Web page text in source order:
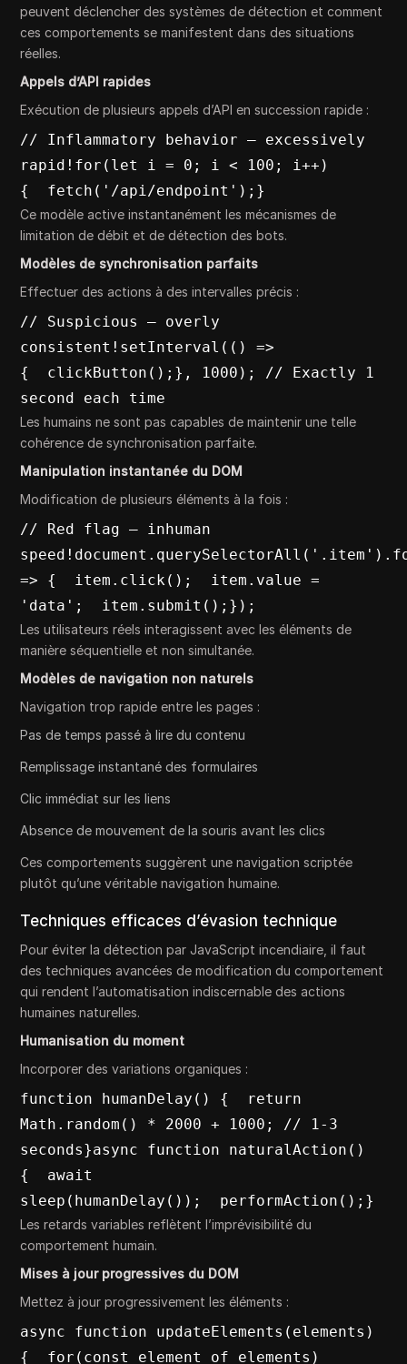
peuvent déclencher des systèmes de détection et comment
ces comportements se manifestent dans des situations
réelles.
Appels d’API rapides
Exécution de plusieurs appels d’API en succession rapide :
// Inflammatory behavior – excessively
rapid!for(let i = 0; i < 100; i++)
{  fetch('/api/endpoint');}
Ce modèle active instantanément les mécanismes de
limitation de débit et de détection des bots.
Modèles de synchronisation parfaits
Effectuer des actions à des intervalles précis :
// Suspicious – overly
consistent!setInterval(() =>
{  clickButton();}, 1000); // Exactly 1
second each time
Les humains ne sont pas capables de maintenir une telle
cohérence de synchronisation parfaite.
Manipulation instantanée du DOM
Modification de plusieurs éléments à la fois :
// Red flag – inhuman
=> {  item.click();  item.value =
'data';  item.submit();});
Les utilisateurs réels interagissent avec les éléments de
manière séquentielle et non simultanée.
Modèles de navigation non naturels
Navigation trop rapide entre les pages :
Pas de temps passé à lire du contenu
Remplissage instantané des formulaires
Clic immédiat sur les liens
Absence de mouvement de la souris avant les clics
Ces comportements suggèrent une navigation scriptée
plutôt qu’une véritable navigation humaine.
Techniques efficaces d’évasion technique
Pour éviter la détection par JavaScript incendiaire, il faut
des techniques avancées de modification du comportement
qui rendent l’automatisation indiscernable des actions
humaines naturelles.
Humanisation du moment
Incorporer des variations organiques :
function humanDelay() {  return
Math.random() * 2000 + 1000; // 1-3
seconds}async function naturalAction()
{  await
sleep(humanDelay());  performAction();}
Les retards variables reflètent l’imprévisibilité du
comportement humain.
Mises à jour progressives du DOM
Mettez à jour progressivement les éléments :
async function updateElements(elements)
{  for(const element of elements)